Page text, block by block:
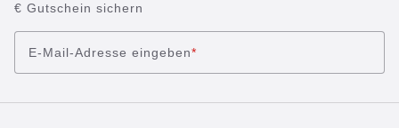
€ Gutschein sichern
E-Mail-Adresse eingeben*